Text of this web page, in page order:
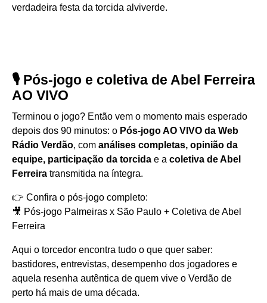
verdadeira festa da torcida alviverde.
🎙️ Pós-jogo e coletiva de Abel Ferreira
AO VIVO
Terminou o jogo? Então vem o momento mais esperado
depois dos 90 minutos: o Pós-jogo AO VIVO da Web
Rádio Verdão, com análises completas, opinião da
equipe, participação da torcida e a coletiva de Abel
Ferreira transmitida na íntegra.
👉 Confira o pós-jogo completo:
🎥 Pós-jogo Palmeiras x São Paulo + Coletiva de Abel
Ferreira
Aqui o torcedor encontra tudo o que quer saber:
bastidores, entrevistas, desempenho dos jogadores e
aquela resenha autêntica de quem vive o Verdão de
perto há mais de uma década.